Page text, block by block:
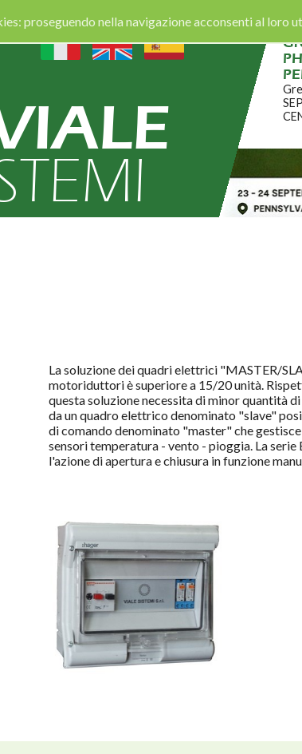
proseguendo nella navigazione acconsenti al loro
La soluzione dei quadri elettrici "MASTER/
motoriduttori è superiore a 15/20 unità.
questa soluzione necessita di minor quantità
da un quadro elettrico denominato "slave"
di comando denominato "master" che
sensori temperatura - vento - pioggia. La
l'azione di apertura e chiusura in funzione